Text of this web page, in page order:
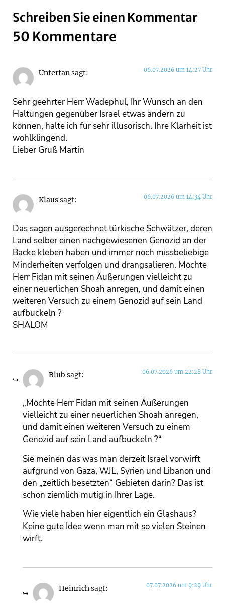
Schreiben Sie einen Kommentar
50 Kommentare
Untertansagt: 06.07.2026 um 14:27 Uhr
Sehr geehrter Herr Wadephul, Ihr Wunsch an den
Haltungen gegenüber Israel etwas ändern zu
können, halte ich für sehr illusorisch. Ihre Klarheit ist
wohlklingend.
Lieber Gruß Martin
Klaussagt: 06.07.2026 um 14:34 Uhr
Das sagen ausgerechnet türkische Schwätzer, deren
Land selber einen nachgewiesenen Genozid an der
Backe kleben haben und immer noch missbeliebige
Minderheiten verfolgen und drangsalieren. Möchte
Herr Fidan mit seinen Äußerungen vielleicht zu
einer neuerlichen Shoah anregen, und damit einen
weiteren Versuch zu einem Genozid auf sein Land
aufbuckeln ?
SHALOM
Blub sagt: 06.07.2026 um 22:28 Uhr
„Möchte Herr Fidan mit seinen Äußerungen
vielleicht zu einer neuerlichen Shoah anregen,
und damit einen weiteren Versuch zu einem
Genozid auf sein Land aufbuckeln ?“
Sie meinen das was man derzeit Israel vorwirft
aufgrund von Gaza, WJL, Syrien und Libanon und
den „zeitlich besetzten“ Gebieten darin? Das ist
schon ziemlich mutig in Ihrer Lage.
Wie viele haben hier eigentlich ein Glashaus?
Keine gute Idee wenn man mit so vielen Steinen
wirft.
Heinrichsagt: 07.07.2026 um 9:29 Uhr